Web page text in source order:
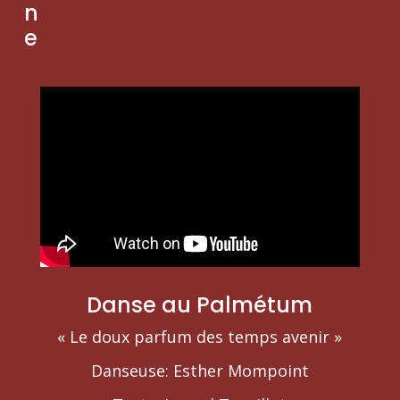
n
e
Danse au Palmétum
« Le doux parfum des temps avenir »
Danseuse: Esther Mompoint